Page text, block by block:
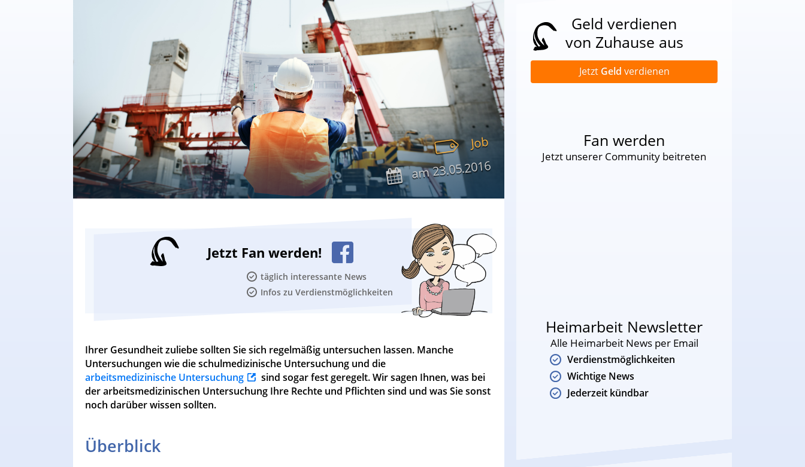
Job
am23.05.2016
Jetzt Fan werden!
täglich interessante News
Infos zu Verdienstmöglichkeiten
Ihrer Gesundheit zuliebe sollten Sie sich regelmäßig untersuchen lassen. Manche
Untersuchungen wie die schulmedizinische Untersuchung und die
arbeitsmedizinische Untersuchung
sind sogar fest geregelt. Wir sagen Ihnen, was bei
der arbeitsmedizinischen Untersuchung Ihre Rechte und Pflichten sind und was Sie sonst
noch darüber wissen sollten.
Überblick
Geld verdienen
von Zuhause aus
Jetzt Geld verdienen
Fan werden
Jetzt unserer Community beitreten
Heimarbeit Newsletter
Alle Heimarbeit News per Email
Verdienstmöglichkeiten
Wichtige News
Jederzeit kündbar